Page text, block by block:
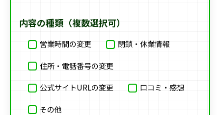
内容の種類（複数選択可）
営業時間の変更 閉鎖・休業情報
住所・電話番号の変更
公式サイトURLの変更 口コミ・感想
その他